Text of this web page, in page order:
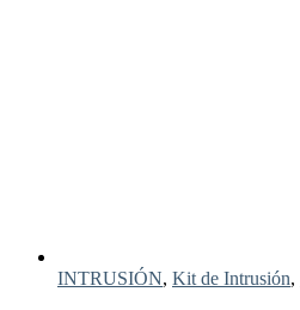
INTRUSIÓN, Kit de Intrusión,